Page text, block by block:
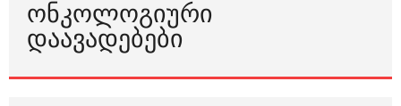
ᲝᲜᲙᲝᲚᲝᲒᲘᲣᲠᲘ
ᲓᲐᲐᲕᲐᲓᲔᲑᲔᲑᲘ